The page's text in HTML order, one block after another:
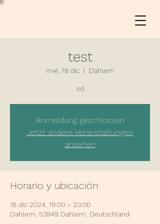
test
mié, 18 dic
  |
Dahlem
sd
Anmeldung geschlossen
Jetzt andere Veranstaltungen
ansehen
Horario y ubicación
18 dic 2024, 19:00 – 23:00
Dahlem, 53949 Dahlem, Deutschland